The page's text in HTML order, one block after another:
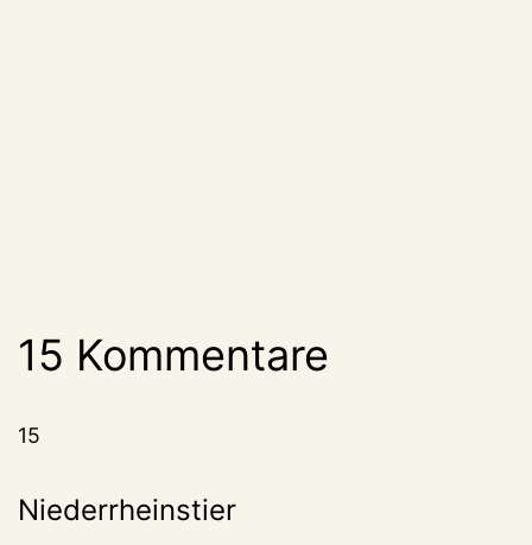
15 Kommentare
15
Niederrheinstier